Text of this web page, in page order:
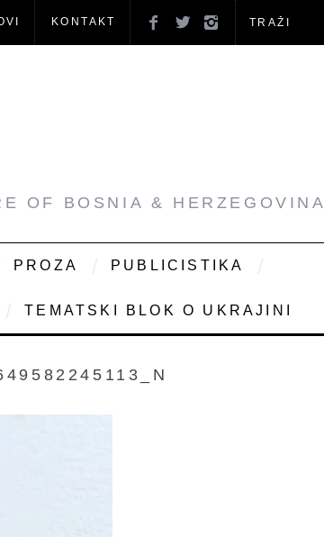
KONTAKT
OF BOSNIA & HERZEGOVINA
PROZA PUBLICISTIKA
TEMATSKI BLOK O UKRAJINI